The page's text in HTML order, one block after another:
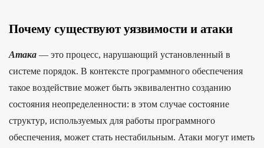
Почему существуют уязвимости и атаки
Атака — это процесс, нарушающий установленный в
системе порядок. В контексте программного обеспечения
такое воздействие может быть эквивалентно созданию
состояния неопределенности: в этом случае состояние
структур, используемых для работы программного
обеспечения, может стать нестабильным. Атаки могут иметь